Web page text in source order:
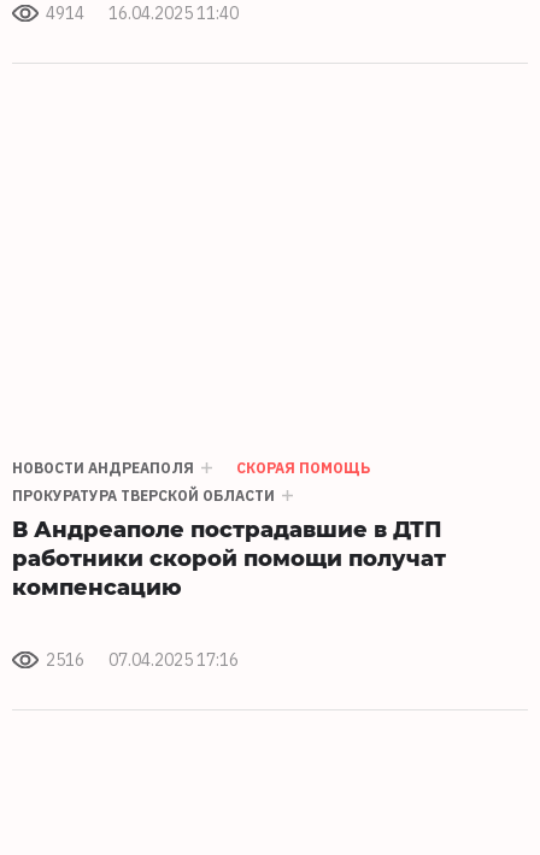
4914 16.04.2025 11:40
НОВОСТИ АНДРЕАПОЛЯ
СКОРАЯ ПОМОЩЬ
ПРОКУРАТУРА ТВЕРСКОЙ ОБЛАСТИ
В Андреаполе пострадавшие в ДТП
работники скорой помощи получат
компенсацию
2516 07.04.2025 17:16